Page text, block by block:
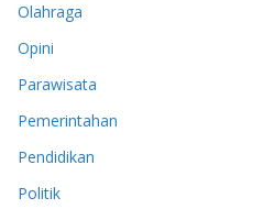
Olahraga
Opini
Parawisata
Pemerintahan
Pendidikan
Politik